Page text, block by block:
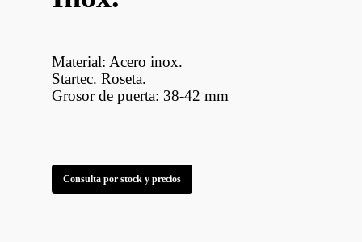
Material: Acero inox.
Startec. Roseta.
Grosor de puerta: 38-42 mm
Consulta por stock y precios